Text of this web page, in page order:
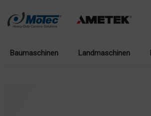
Baumaschinen Landmaschinen